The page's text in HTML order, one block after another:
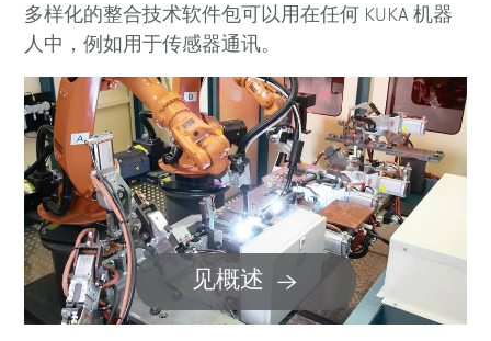
KUKA.LaserTech
KUKA.FlexPal
KUKA HRC Guide 应用程序
KUKA.PalletTech
KUKA.PickControl
KUKA.ProcessScreen
KUKA.RoboSpin
KUKA.SmartBinPicking
多样化的整合技术软件包可以用在任何 KUKA 机器
人中，例如用于传感器通讯。
见概述